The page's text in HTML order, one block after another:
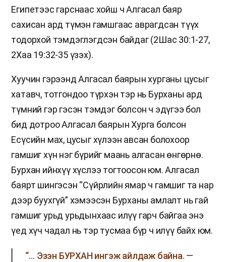
Египетээс гарснаас хойш ч Алгасал баяр
сахисан ард түмэн гамшгаас аврагдсан түүх
тодорхой тэмдэглэгдсэн байдаг (2Шас 30:1-27,
2Хаа 19:32-35 үзэх).
Хуучин гэрээнд Алгасал баярын хурганы цусыг
хатавч, тотгондоо түрхэн тэр нь Бурханы ард
түмний гэр гэсэн тэмдэг болсон ч эдүгээ бол
бид дотроо Алгасал баярын Хурга болсон
Есүсийн мах, цусыг хүлээн авсан болохоор
гамшиг хүн нэг бүрийг маань алгасан өнгөрнө.
Бурхан ийнхүү хүслээ тогтоосон юм. Алгасал
баярт шингэсэн “Сүйрлийн ямар ч гамшиг та нар
дээр буухгүй” хэмээсэн Бурханы амлалт нь гай
гамшиг урьд урьдынхаас илүү гарч байгаа энэ
үед хүч чадал нь тэр тусмаа бүр ч илүү байх юм.
“… Эзэн БУРХАН ингэж айлдаж байна. —